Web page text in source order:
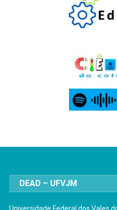
DEAD – UFVJM
Universidade Federal dos Vales